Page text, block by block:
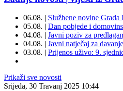
06.08. | Službene novine Grada
05.08. | Dan pobjede i
04.08. | Javni poziv za
04.08. | Javni natječaj za
03.08. | Prijenos uživo: 9.
Prikaži sve novosti
Srijeda, 30 Travanj 2025 10:44